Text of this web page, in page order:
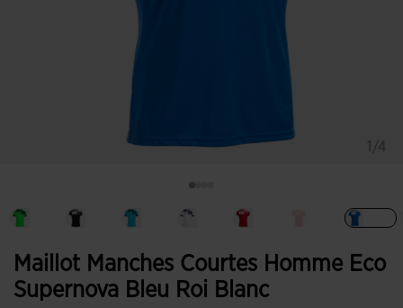
Maillot Manches Courtes Homme Eco
Supernova Bleu Roi Blanc